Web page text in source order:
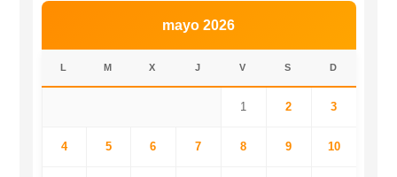
mayo 2026
L M X J V S D
1 2 3
4 5 6 7 8 9 10